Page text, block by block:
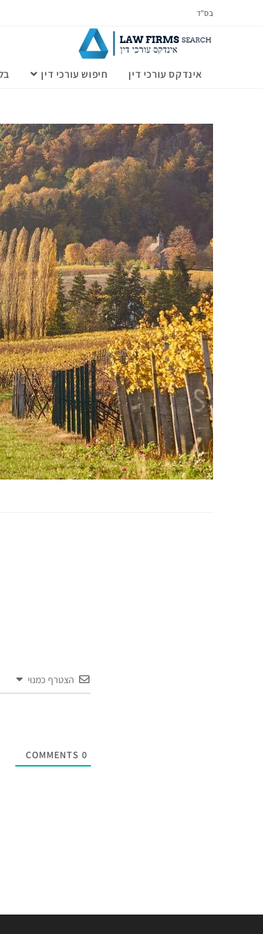
בס"ד
אינדקס עורכי דין חיפוש עורכי דין
הצטרף כמנוי
0